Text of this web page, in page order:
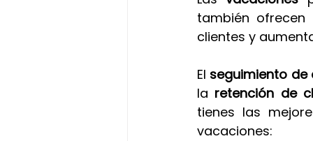
también ofrecen
clientes y
El seguimiento de
la retención de
tienes las
vacaciones: